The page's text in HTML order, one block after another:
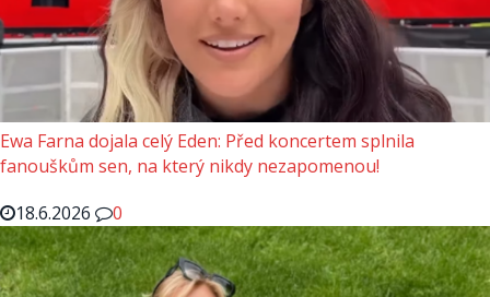
Ewa Farna dojala celý Eden: Před koncertem splnila
fanouškům sen, na který nikdy nezapomenou!
18.6.2026
0